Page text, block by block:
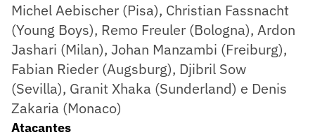
Michel Aebischer (Pisa), Christian Fassnacht
(Young Boys), Remo Freuler (Bologna), Ardon
Jashari (Milan), Johan Manzambi (Freiburg),
Fabian Rieder (Augsburg), Djibril Sow
(Sevilla), Granit Xhaka (Sunderland) e Denis
Zakaria (Monaco)
Atacantes